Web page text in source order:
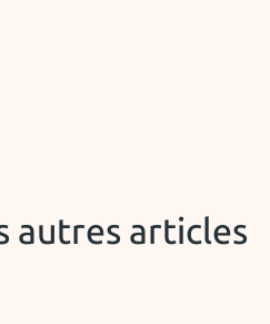
autres articles